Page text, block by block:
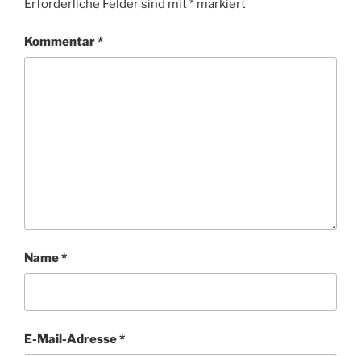
Erforderliche Felder sind mit* markiert
Kommentar*
Name*
E-Mail-Adresse*